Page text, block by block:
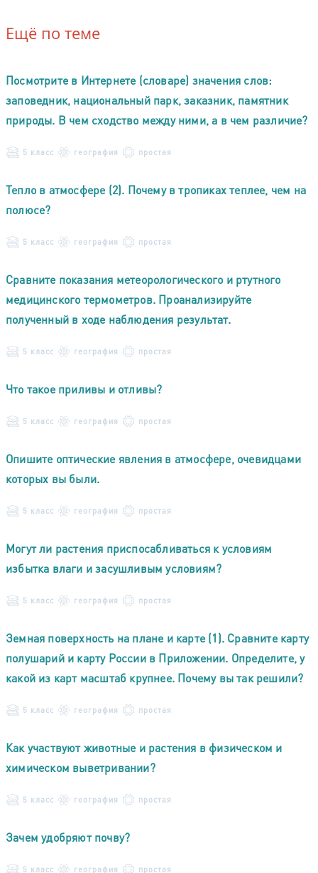
Ещё по теме
Посмотрите в Интернете (словаре) значения слов:
заповедник, национальный парк, заказник, памятник
природы. В чем сходство между ними, а в чем различие?
5 класс география простая
Тепло в атмосфере (2). Почему в тропиках теплее, чем на
полюсе?
5 класс география простая
Сравните показания метеорологического и ртутного
медицинского термометров. Проанализируйте
полученный в ходе наблюдения результат.
5 класс география простая
Что такое приливы и отливы?
5 класс география простая
Опишите оптические явления в атмосфере, очевидцами
которых вы были.
5 класс география простая
Могут ли растения приспосабливаться к условиям
избытка влаги и засушливым условиям?
5 класс география простая
Земная поверхность на плане и карте (1). Сравните карту
полушарий и карту России в Приложении. Определите, у
какой из карт масштаб крупнее. Почему вы так решили?
5 класс география простая
Как участвуют животные и растения в физическом и
химическом выветривании?
5 класс география простая
Зачем удобряют почву?
5 класс география простая